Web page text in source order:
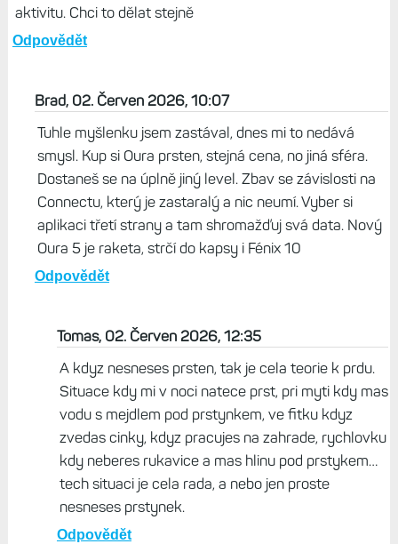
aktivitu. Chci to dělat stejně
Odpovědět
Brad, 02. Červen 2026, 10:07
Tuhle myšlenku jsem zastával, dnes mi to nedává
smysl. Kup si Oura prsten, stejná cena, no jiná sféra.
Dostaneš se na úplně jiný level. Zbav se závislosti na
Connectu, který je zastaralý a nic neumí. Vyber si
aplikaci třetí strany a tam shromažďuj svá data. Nový
Oura 5 je raketa, strčí do kapsy i Fénix 10
Odpovědět
Tomas, 02. Červen 2026, 12:35
A kdyz nesneses prsten, tak je cela teorie k prdu.
Situace kdy mi v noci natece prst, pri myti kdy mas
vodu s mejdlem pod prstynkem, ve fitku kdyz
zvedas cinky, kdyz pracujes na zahrade, rychlovku
kdy neberes rukavice a mas hlinu pod prstykem…
tech situaci je cela rada, a nebo jen proste
nesneses prstynek.
Odpovědět